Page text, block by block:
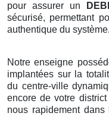
pour assurer un
sécurisé, permettant
authentique du système.
Notre enseigne
implantées sur la
du centre-ville
encore de votre
nous rapidement